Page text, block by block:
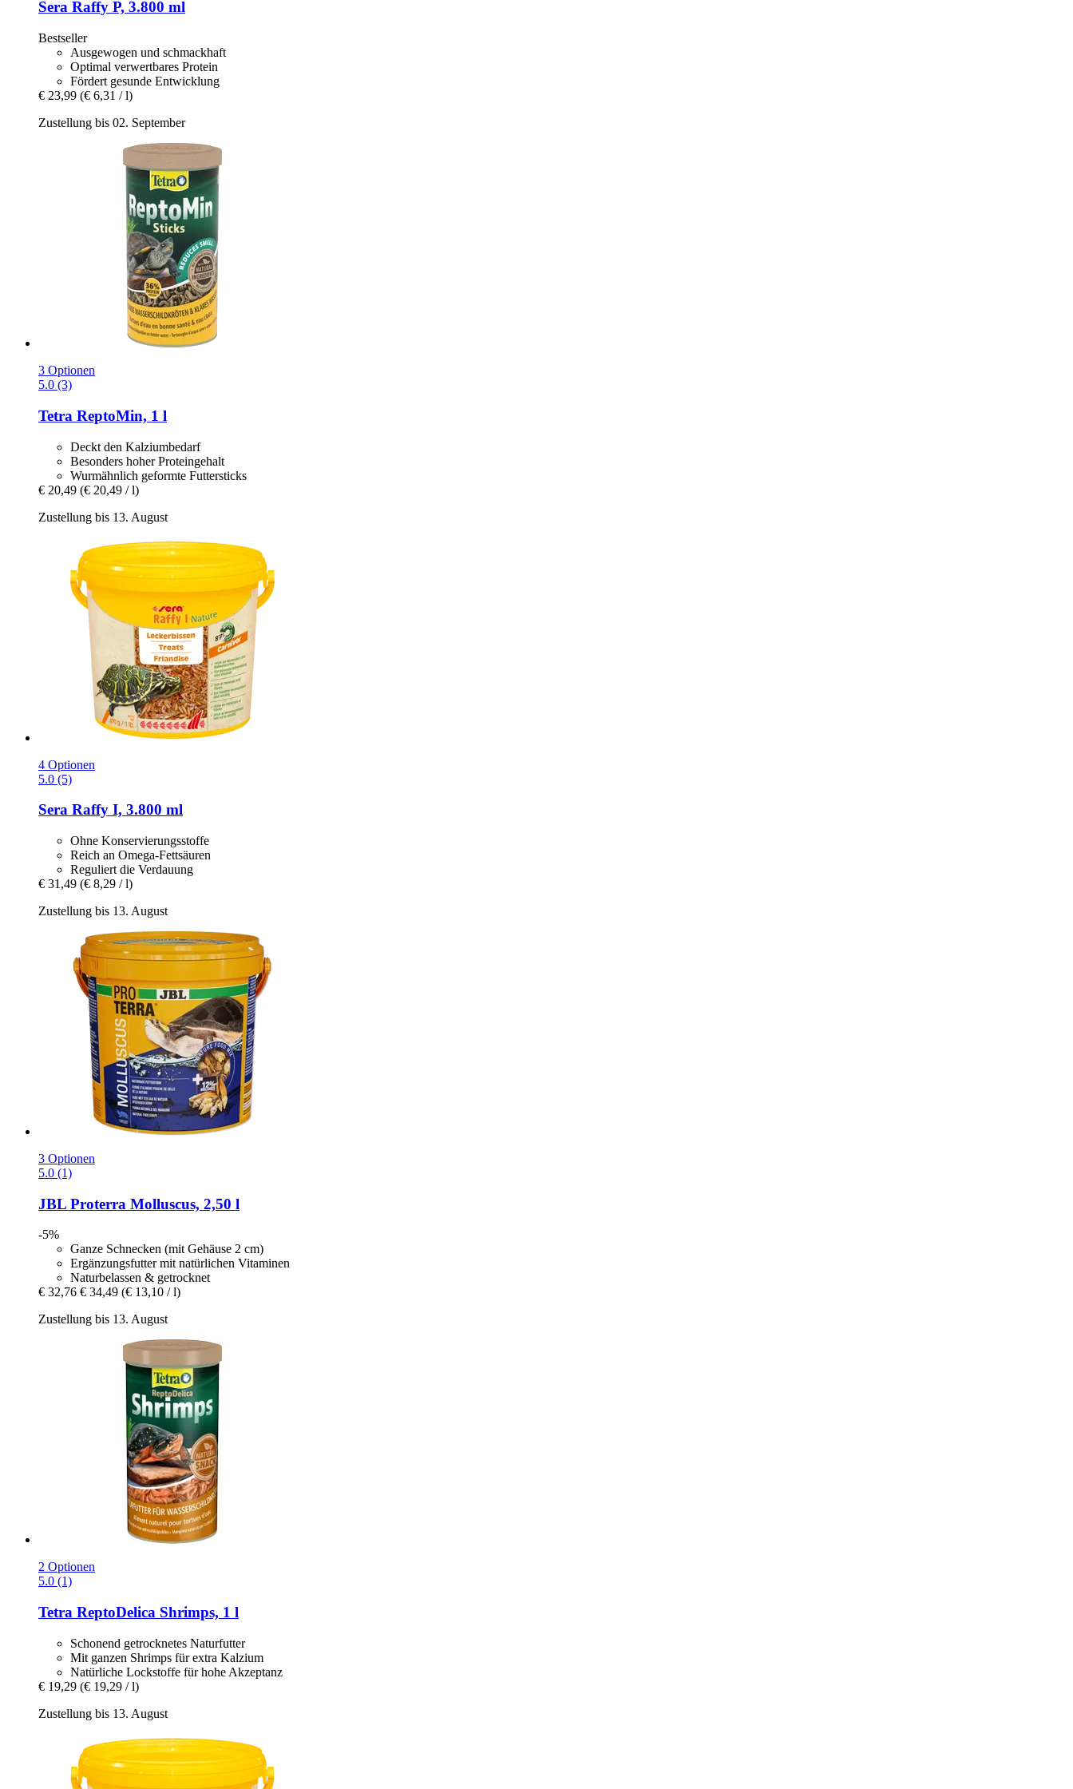
Sera Raffy P, 3.800 ml
Bestseller
Ausgewogen und schmackhaft
Optimal verwertbares Protein
Fördert gesunde Entwicklung
€ 23,99 (€ 6,31 / l)
Zustellung bis 02. September
3 Optionen
5.0 (3)
Tetra ReptoMin, 1 l
Deckt den Kalziumbedarf
Besonders hoher Proteingehalt
Wurmähnlich geformte Futtersticks
€ 20,49 (€ 20,49 / l)
Zustellung bis 13. August
4 Optionen
5.0 (5)
Sera Raffy I, 3.800 ml
Ohne Konservierungsstoffe
Reich an Omega-Fettsäuren
Reguliert die Verdauung
€ 31,49 (€ 8,29 / l)
Zustellung bis 13. August
3 Optionen
5.0 (1)
JBL Proterra Molluscus, 2,50 l
-5%
Ganze Schnecken (mit Gehäuse 2 cm)
Ergänzungsfutter mit natürlichen Vitaminen
Naturbelassen & getrocknet
€ 32,76 € 34,49 (€ 13,10 / l)
Zustellung bis 13. August
2 Optionen
5.0 (1)
Tetra ReptoDelica Shrimps, 1 l
Schonend getrocknetes Naturfutter
Mit ganzen Shrimps für extra Kalzium
Natürliche Lockstoffe für hohe Akzeptanz
€ 19,29 (€ 19,29 / l)
Zustellung bis 13. August